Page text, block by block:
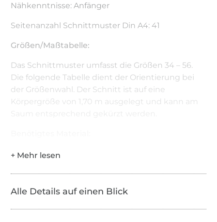
Nähkenntnisse: Anfänger
Seitenanzahl Schnittmuster Din A4: 41
Größen/Maßtabelle:
Das Schnittmuster umfasst die Größen 34 – 56.
Die folgende Tabelle dient der Orientierung bei
der Größenwahl. Der Schnitt ist auf eine
Körpergröße von 1,70 m ausgelegt und kann am
Stoff (s.o.)
vorhanden), Bügeleisen
Alle Details auf einen Blick